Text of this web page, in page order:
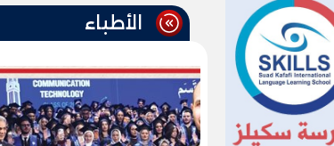
الأطباء